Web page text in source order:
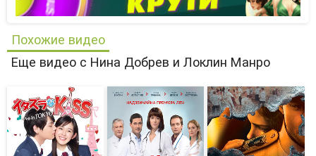
Похожие видео
Еще видео с Нина Добрев и Локлин Манро